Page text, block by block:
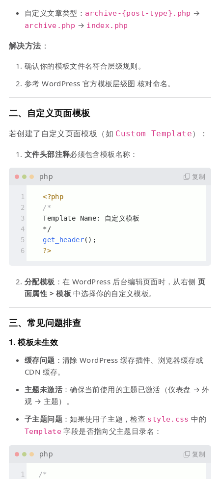
自定义文章类型： archive-{post-type}.php →
archive.php → index.php
解决方法 ：
确认你的模板文件名符合层级规则。
参考 WordPress 官方模板层级图 核对命名。
二、自定义页面模板
若创建了自定义页面模板（如 Custom Template）：
文件头部注释必须包含模板名称：
复制
<?php
/*
   Template Name: 自定义模板
   */
get_header();
?>
分配模板 ：在 WordPress 后台编辑页面时，从右侧 页
面属性 > 模板 中选择你的自定义模板。
三、常见问题排查
1.模板未生效
缓存问题 ：清除 WordPress 缓存插件、浏览器缓存或
CDN 缓存。
主题未激活：确保当前使用的主题已激活（仪表盘 → 外
观 → 主题）。
子主题问题：如果使用子主题，检查 style.css 中的
Template 字段是否指向父主题目录名：
复制
/*